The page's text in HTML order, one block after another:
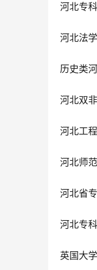
河北专
河北法
历史类
河北双
河北工
河北师
河北省
河北专
英国大